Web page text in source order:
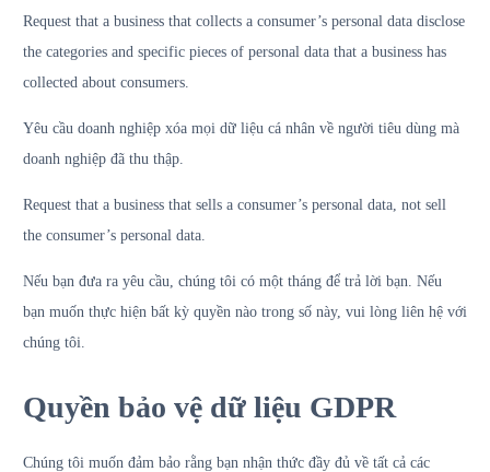
Request that a business that collects a consumer’s personal data disclose
the categories and specific pieces of personal data that a business has
collected about consumers.
Yêu cầu doanh nghiệp xóa mọi dữ liệu cá nhân về người tiêu dùng mà
doanh nghiệp đã thu thập.
Request that a business that sells a consumer’s personal data, not sell
the consumer’s personal data.
Nếu bạn đưa ra yêu cầu, chúng tôi có một tháng để trả lời bạn. Nếu
bạn muốn thực hiện bất kỳ quyền nào trong số này, vui lòng liên hệ với
chúng tôi.
Quyền bảo vệ dữ liệu GDPR
Chúng tôi muốn đảm bảo rằng bạn nhận thức đầy đủ về tất cả các